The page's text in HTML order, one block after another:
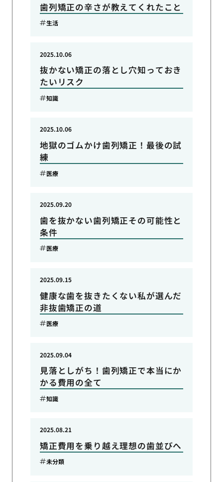
歯列矯正の辛さが教えてくれたこと
生活
抜かない矯正の落とし穴知っておき
たいリスク
2025.10.06
知識
地獄のゴムかけ歯列矯正！最後の試
練
2025.10.06
医療
歯を抜かない歯列矯正その可能性と
条件
2025.09.20
医療
健康な歯を抜きたくない私が選んだ
非抜歯矯正の道
2025.09.15
医療
見落としがち！歯列矯正で本当にか
かる費用の全て
2025.09.04
知識
矯正費用を乗り越え理想の歯並びへ
2025.08.21
未分類